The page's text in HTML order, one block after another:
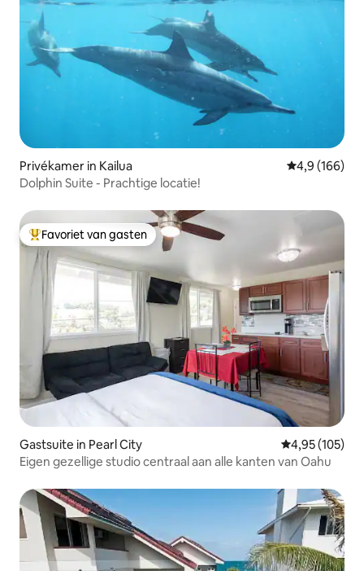
Privékamer in Kailua Gemiddelde
4,9 (166)
Dolphin Suite - Prachtige locatie!
Topfavoriet van gasten
Favoriet van gasten
Gastsuite in Pearl City Gemiddelde
4,95 (105)
Eigen gezellige studio centraal aan alle kanten van Oahu